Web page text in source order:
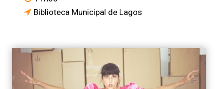
Biblioteca Municipal de Lagos